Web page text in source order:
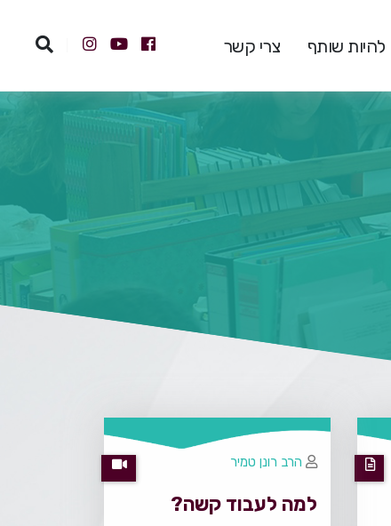
להיות שותף צרי קשר
למה לעבוד קשה?
הרב רונן טמיר